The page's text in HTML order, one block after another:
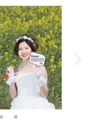
新郎衣装1着
小物一式
ト 台紙付写真
挙式
ル ペットと撮影
仕上げ♪
ください。
ください。
の森公園となります。